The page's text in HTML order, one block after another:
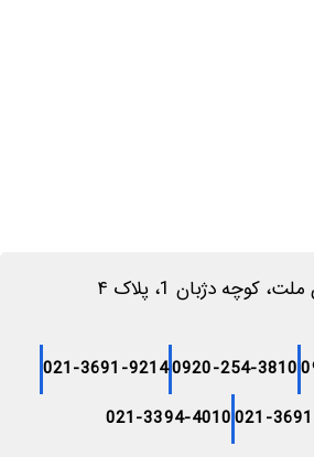
کوچه دژبان 1، پلاک ۴
0920-254-3810
021-3691-9214
021-
021-3394-4010